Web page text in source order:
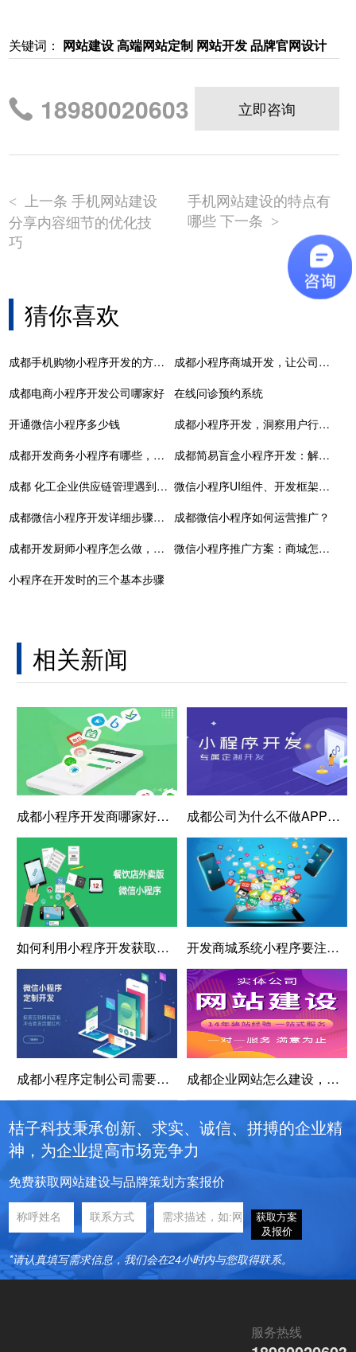
关键词： 网站建设 高端网站定制 网站开发 品牌官网设计
18980020603 立即咨询
<
上一条 手机网站建设
分享内容细节的优化技
巧
手机网站建设的特点有
哪些 下一条 >
猜你喜欢
成都手机购物小程序开发的方向 主要依托哪些平台发展
成都小程序商城开发，让公司的生意直通全球！
成都电商小程序开发公司哪家好 在线问诊预约系统
开通微信小程序多少钱
成都小程序开发，洞察用户行为，优化产品策略
成都开发商务小程序有哪些，开发平台小程序
成都简易盲盒小程序开发：解锁商业新机遇的钥匙
成都 化工企业供应链管理遇到问题该如何解决？
微信小程序UI组件、开发框架、实用库
成都微信小程序开发详细步骤（小程序开发流程）
成都微信小程序如何运营推广？
成都开发厨师小程序怎么做，厨艺小程序
微信小程序推广方案：商城怎么有效推广？
小程序在开发时的三个基本步骤
相关新闻
成都小程序开发商哪家好一点，成都小程序制作 成都公司为什么不做APP而要做小程序
如何利用小程序开发获取流量 开发商城系统小程序要注意什么？
成都小程序定制公司需要注意什么？ 成都企业网站怎么建设，营销还是官网展示
桔子科技秉承创新、求实、诚信、拼搏的企业精
神，为企业提高市场竞争力
免费获取网站建设与品牌策划方案报价
获取方案
及报价
*请认真填写需求信息，我们会在24小时内与您取得联系。
服务热线